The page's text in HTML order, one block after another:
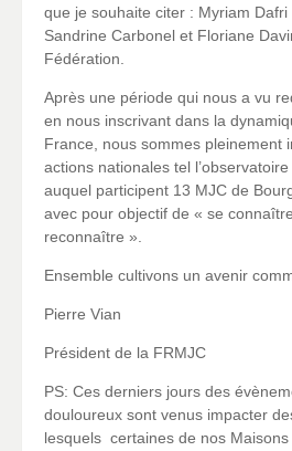
que je souhaite citer : Myriam
Sandrine Carbonel et Floriane
Fédération.
Après une période qui nous a vu
en nous inscrivant dans la
France, nous sommes pleinement
actions nationales tel
auquel participent 13 MJC de
avec pour objectif de « se
reconnaître ».
Ensemble cultivons un avenir
Pierre Vian
Président de la FRMJC
PS: Ces derniers jours des
douloureux sont venus impacter
lesquels certaines de nos